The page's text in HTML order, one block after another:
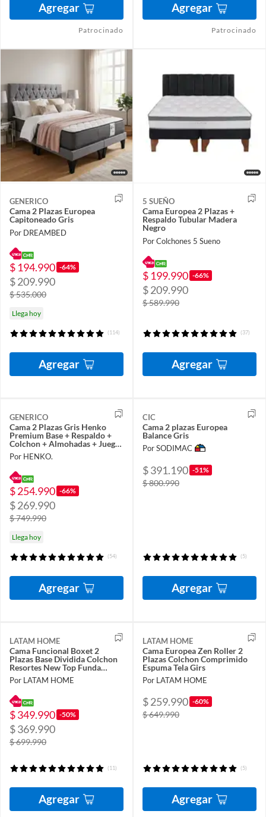
Agregar
Patrocinado
Agregar
Patrocinado
GENERICO
Cama 2 Plazas Europea
Capitoneado Gris
Por DREAMBED
$ 194.990 -64%
$ 209.990
$ 535.000
Llega hoy
(114)
Agregar
5 SUEÑO
Cama Europea 2 Plazas +
Respaldo Tubular Madera
Negro
Por Colchones 5 Sueno
$ 199.990 -66%
$ 209.990
$ 589.990
(37)
Agregar
GENERICO
Cama 2 Plazas Gris Henko
Premium Base + Respaldo +
Colchon + Almohadas + Juego
de sabana
Por HENKO.
$ 254.990 -66%
$ 269.990
$ 749.990
Llega hoy
(54)
Agregar
CIC
Cama 2 plazas Europea
Balance Gris
Por SODIMAC
$ 391.190 -51%
$ 800.990
(5)
Agregar
LATAM HOME
Cama Funcional Boxet 2
Plazas Base Dividida Colchon
Resortes New Top Funda
Lavable Gris
Por LATAM HOME
$ 349.990 -50%
$ 369.990
$ 699.990
(11)
Agregar
LATAM HOME
Cama Europea Zen Roller 2
Plazas Colchon Comprimido
Espuma Tela Girs
Por LATAM HOME
$ 259.990 -60%
$ 649.990
(5)
Agregar